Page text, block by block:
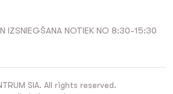
IZSNIEGŠANA NOTIEK NO 8:30-15:30
SIA. All rights reserved.